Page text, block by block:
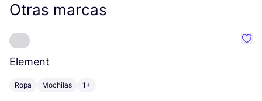
Otras marcas
Element
Ropa Mochilas 1+